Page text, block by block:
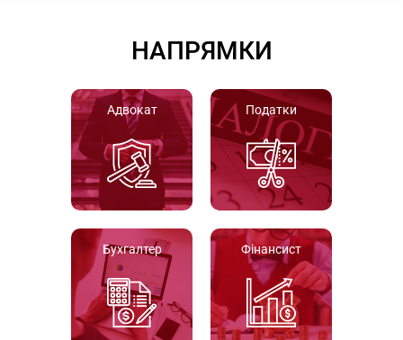
НАПРЯМКИ
Адвокат Податки
Бухгалтер Фінансист